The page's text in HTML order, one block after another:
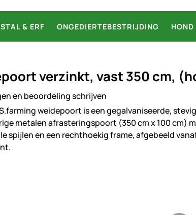
STAL & ERF ONGEDIERTEBESTRIJDING HOND
verzinkt, vast 350 cm,
en beoordeling schrijven